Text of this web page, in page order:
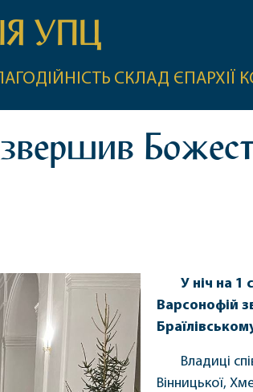
УПЦ
СКЛАД ЄПАРХІЇ
У ніч на 1
Варсонофій
Владиці
Вінницької,